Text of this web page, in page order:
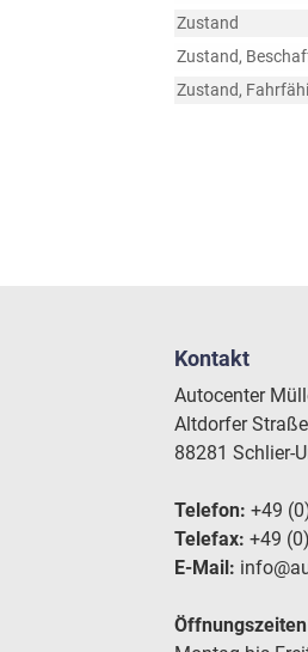
Zustand
Zustand,
Zustand,
Kontakt
Autocenter
Altdorfer
88281 Schlier-
Telefon: +49
Telefax: +49
E-Mail:
Öffnungszeiten